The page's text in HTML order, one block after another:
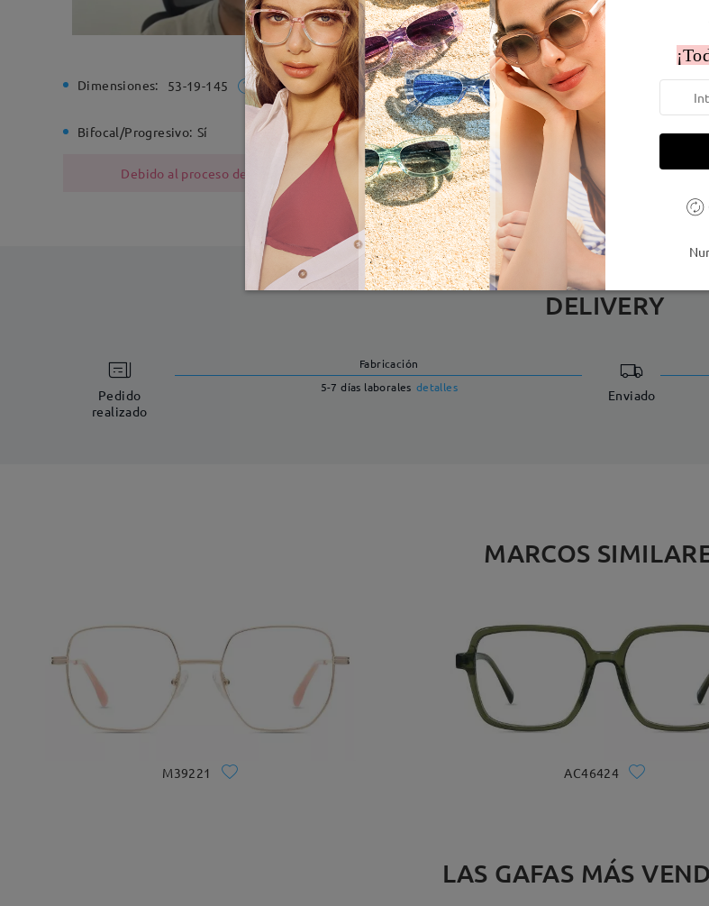
Dimensiones: 53-19-145 Ancho de la montura: 135 mm ( Medio) Diametro de
Bifocal/Progresivo: Sí Bisagra de resorte: Sí Material de la
Debido al proceso de fabricación, las monturas metálicas contienen níquel. Los clientes con
DELIVERY
Pedido
realizado
Fabricación
5-7 días laborales detalles Enviado
MARCOS
M39221 AC46424
LAS GAFAS MÁS